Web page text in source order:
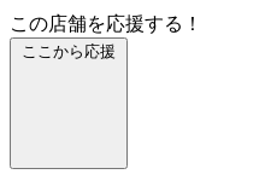
この店舗を応援する！
ここから応援